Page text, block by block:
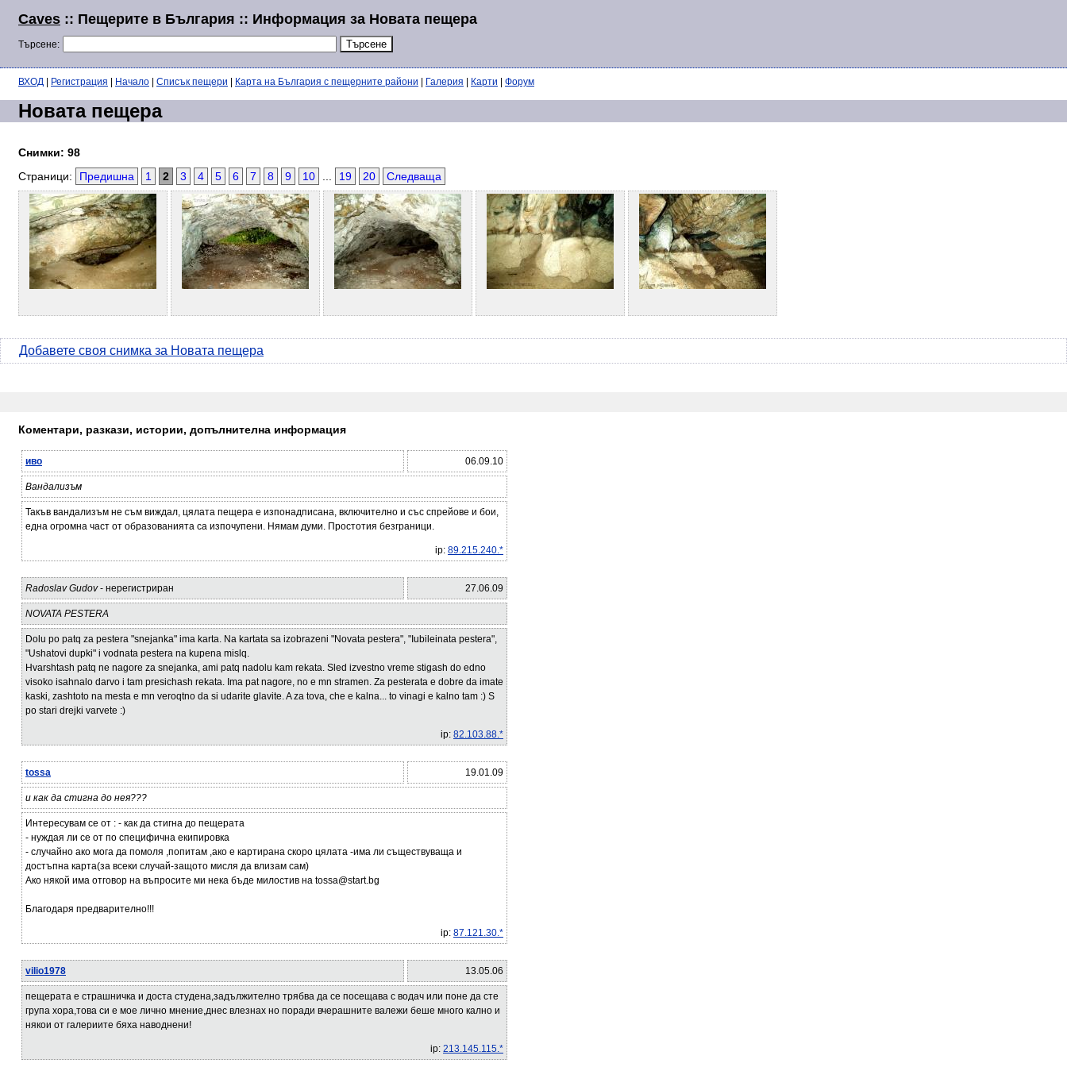
Caves :: Пещерите в България :: Информация за Новата пещера
Търсене:
ВХОД Регистрация Начало Списък пещери Карта на България с пещерните райони Галерия Карти Форум
Новата пещера
Снимки: 98
Страници:
Предишна 1 2 3 4 5 6 7 8 9 10 19 20 Следваща
Добавете своя снимка за Новата пещера
Коментари, разкази, истории, допълнителна информация
иво 06.09.10
Вандализъм
Такъв вандализъм не съм виждал, цялата пещера е изпонадписана, включително и със спрейове и бои,
една огромна част от образованията са изпочупени. Нямам думи. Простотия безграници.
ip: 89.215.240.*
Radoslav Gudov- нерегистриран 27.06.09
NOVATA PESTERA
Dolu po patq za pestera "snejanka" ima karta. Na kartata sa izobrazeni "Novata pestera", "Iubileinata pestera",
"Ushatovi dupki" i vodnata pestera na kupena mislq.
Hvarshtash patq ne nagore za snejanka, ami patq nadolu kam rekata. Sled izvestno vreme stigash do edno
visoko isahnalo darvo i tam presichash rekata. Ima pat nagore, no e mn stramen. Za pesterata e dobre da imate
kaski, zashtoto na mesta e mn veroqtno da si udarite glavite. A za tova, che e kalna... to vinagi e kalno tam :) S
po stari drejki varvete :)
ip: 82.103.88.*
tossa 19.01.09
и как да стигна до нея???
Интересувам се от : - как да стигна до пещерата
- нуждая ли се от по специфична екипировка
- случайно ако мога да помоля ,попитам ,ако е картирана скоро цялата -има ли съществуваща и
достъпна карта(за всеки случай-защото мисля да влизам сам)
Ако някой има отговор на въпросите ми нека бъде милостив на tossa@start.bg
Благодаря предварително!!!
ip: 87.121.30.*
vilio1978 13.05.06
пещерата е страшничка и доста студена,задължително трябва да се посещава с водач или поне да сте
група хора,това си е мое лично мнение,днес влезнах но поради вчерашните валежи беше много кално и
някои от галериите бяха наводнени!
ip: 213.145.115.*